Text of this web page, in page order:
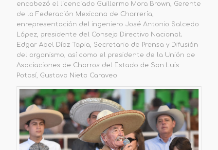
encabezó el licenciado Guillermo Mora Brown, Gerente
de la Federación Mexicana de Charrería,
enrepresentación delingeniero José Antonio Salcedo
López, presidente del Consejo Directivo Nacional;
Edgar Abel Díaz Tapia, Secretario de Prensa y Difusión
del organismo, así como el presidente de la Unión de
Asociaciones de Charros del Estado de San Luis
Potosí, Gustavo Nieto Caraveo.